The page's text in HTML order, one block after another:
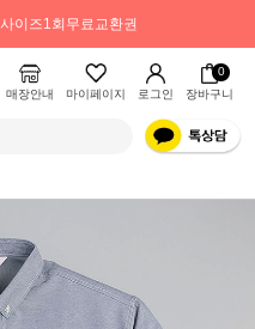
사이즈1회무료교환권
매장안내 마이페이지 로그인
0
장바구니